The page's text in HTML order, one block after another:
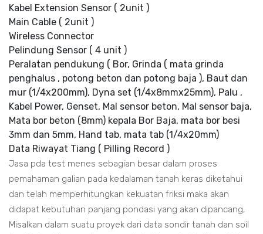
Kabel Extension Sensor ( 2unit )
Main Cable ( 2unit )
Wireless Connector
Pelindung Sensor ( 4 unit )
Peralatan pendukung ( Bor, Grinda ( mata grinda
penghalus , potong beton dan potong baja ), Baut dan
mur (1/4x200mm), Dyna set (1/4x8mmx25mm), Palu ,
Kabel Power, Genset, Mal sensor beton, Mal sensor baja,
Mata bor beton (8mm) kepala Bor Baja, mata bor besi
3mm dan 5mm, Hand tab, mata tab (1/4x20mm)
Data Riwayat Tiang ( Pilling Record )
Jasa pda test menes sebagian besar dalam proses
pemahaman galian pada kedalaman tanah keras diketahui
dan telah memperhitungkan kekuatan friksi maka akan
didapat kebutuhan panjang pondasi yang akan dipancang,
Misalkan dalam suatu proyek dari data sondir tanah dan soil